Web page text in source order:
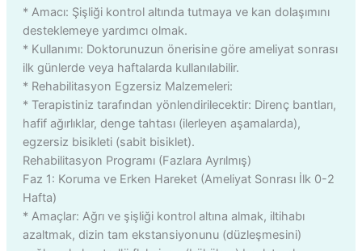
* Amacı: Şişliği kontrol altında tutmaya ve kan dolaşımını
desteklemeye yardımcı olmak.
* Kullanımı: Doktorunuzun önerisine göre ameliyat sonrası
ilk günlerde veya haftalarda kullanılabilir.
* Rehabilitasyon Egzersiz Malzemeleri:
* Terapistiniz tarafından yönlendirilecektir: Direnç bantları,
hafif ağırlıklar, denge tahtası (ilerleyen aşamalarda),
egzersiz bisikleti (sabit bisiklet).
Rehabilitasyon Programı (Fazlara Ayrılmış)
Faz 1: Koruma ve Erken Hareket (Ameliyat Sonrası İlk 0-2
Hafta)
* Amaçlar: Ağrı ve şişliği kontrol altına almak, iltihabı
azaltmak, dizin tam ekstansiyonunu (düzleşmesini)